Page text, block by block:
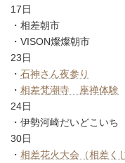
17日
・相差朝市
・VISON燦燦朝市
23日
・ 石神さん夜参り
・ 相差梵潮寺 座禅体験
24日
・伊勢河崎だいどこいち
30日
・ 相差花火大会（相差く